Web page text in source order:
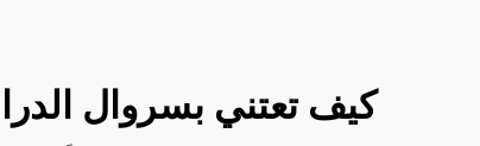
كيف تعتني بسروال